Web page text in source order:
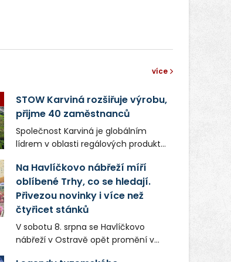
více
STOW Karviná rozšiřuje výrobu,
přijme 40 zaměstnanců
Společnost Karviná je globálním
lídrem v oblasti regálových produktů
zaměstnavatelem na Karvinsku a
firmou s obrovským potenciálem.
Na Havlíčkovo nábřeží míří
oblíbené Trhy, co se hledají.
Přivezou novinky i více než
čtyřicet stánků
V sobotu 8. srpna se Havlíčkovo
nábřeží v Ostravě opět promění v